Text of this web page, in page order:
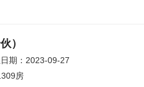
）
期：2023-09-27
房